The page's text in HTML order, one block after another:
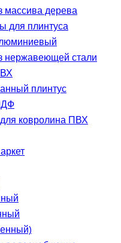
массива дерева
для плинтуса
нержавеющей стали
плинтус
ковролина ПВХ